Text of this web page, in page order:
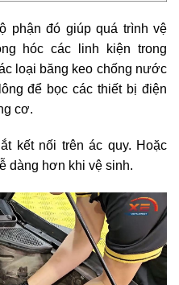
phận đó giúp quá trình vệ
hóc các linh kiện trong
loại băng keo chống nước
để bọc các thiết bị điện
cơ.
kết nối trên ác quy. Hoặc
dàng hơn khi vệ sinh.